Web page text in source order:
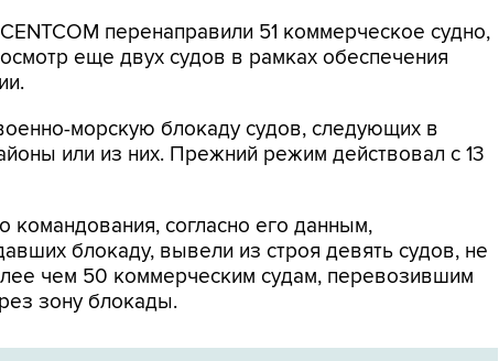
перенаправили 51 коммерческое судно,
еще двух судов в рамках обеспечения
морскую блокаду судов, следующих в
или из них. Прежний режим действовал с 13
командования, согласно его данным,
блокаду, вывели из строя девять судов, не
чем 50 коммерческим судам, перевозившим
зону блокады.